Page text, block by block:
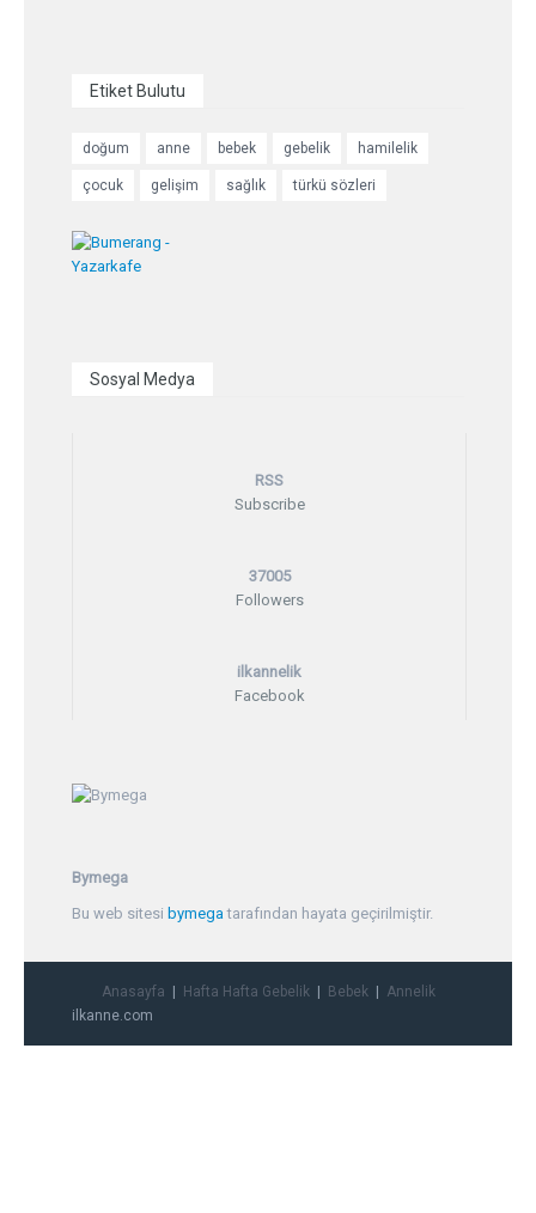
Etiket Bulutu
doğum anne bebek gebelik hamilelik
çocuk gelişim sağlık türkü sözleri
Sosyal Medya
RSS
Subscribe
37005
Followers
ilkannelik
Facebook
Bymega
Bu web sitesi bymega tarafından hayata geçirilmiştir.
Anasayfa Hafta Hafta Gebelik Bebek
Annelik
ilkanne.com